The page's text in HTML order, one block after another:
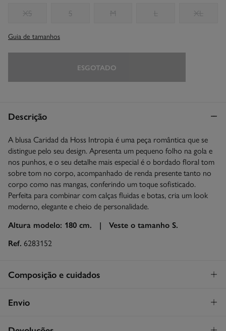
XS S M L XL
Guia de tamanhos
ESGOTADO
Descrição
A blusa Caridad da Hoss Intropia é uma peça romântica que se
distingue pelo seu design. Apresenta um pequeno folho na gola e
nos punhos, e o seu detalhe mais especial é o bordado floral tom
sobre tom no corpo, acompanhado de renda presente tanto no
corpo como nas mangas, conferindo um toque sofisticado.
Perfeita para combinar com calças fluidas e botas, cria um look
moderno, elegante e cheio de personalidade.
Altura modelo: 180 cm. | Veste o tamanho S.
Ref. 6283152
Composição e cuidados
Composição
Envio
Levantamento na loja em Portugal
GRATUITO!